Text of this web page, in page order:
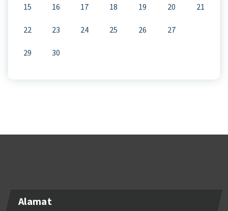
15 16 17 18 19 20 21
22 23 24 25 26 27
29 30
Alamat